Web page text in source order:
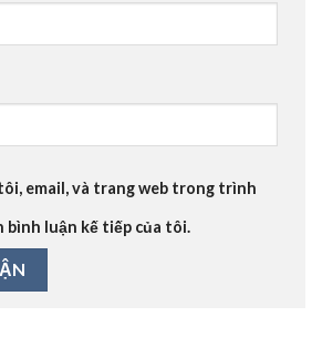
email, và trang web trong trình
bình luận kế tiếp của tôi.